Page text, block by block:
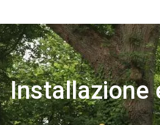
Installazione